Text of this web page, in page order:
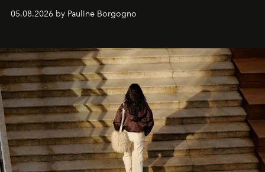
personnages continuent de susciter une ferveur intacte.
05.08.2026 by Pauline Borgogno